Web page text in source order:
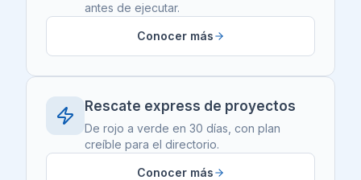
antes de ejecutar.
Conocer más
Rescate express de proyectos
De rojo a verde en 30 días, con plan
creíble para el directorio.
Conocer más